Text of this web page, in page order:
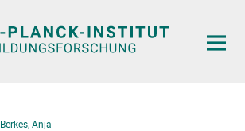
Berkes, Anja